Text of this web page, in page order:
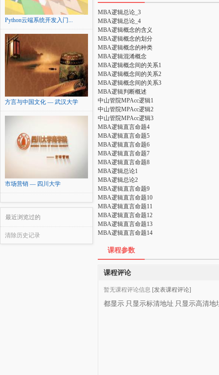
Python云端系统开发入门...
方言与中国文化 — 武汉大学
市场营销 — 四川大学
最近浏览过的
清除历史记录
MBA逻辑总论_3
MBA逻辑总论_4
MBA逻辑概念的含义
MBA逻辑概念的划分
MBA逻辑概念的种类
MBA逻辑混淆概念
MBA逻辑概念间的关系1
MBA逻辑概念间的关系2
MBA逻辑概念间的关系3
MBA逻辑判断概述
中山管院MPAcc逻辑1
中山管院MPAcc逻辑2
中山管院MPAcc逻辑3
MBA逻辑直言命题4
MBA逻辑直言命题5
MBA逻辑直言命题6
MBA逻辑直言命题7
MBA逻辑直言命题8
MBA逻辑总论1
MBA逻辑总论2
MBA逻辑直言命题9
MBA逻辑直言命题10
MBA逻辑直言命题11
MBA逻辑直言命题12
MBA逻辑直言命题13
MBA逻辑直言命题14
课程参数
课程评论
暂无课程评论信息 [发表课程评论]
都显示 只显示标清地址 只显示高清地